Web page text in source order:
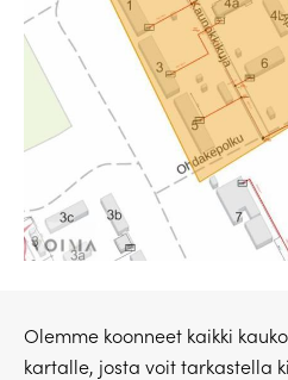
Olemme koonneet kaikki
kartalle, josta voit tarkastella